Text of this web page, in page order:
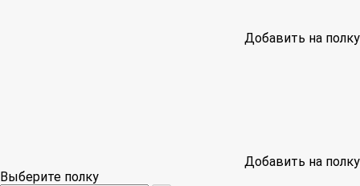
Добавить на полку
Добавить на полку
Выберите полку